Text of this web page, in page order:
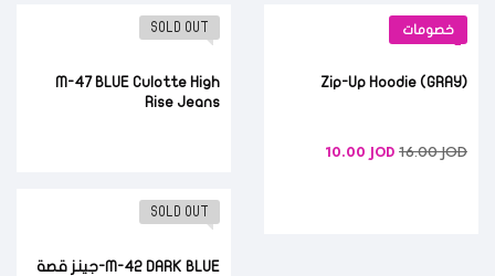
خصومات
(GRAY) Zip-Up Hoodie
16.00JOD
10.00 JOD
SOLD OUT
M-47 BLUE Culotte High
Rise Jeans
SOLD OUT
M-42 DARK BLUE-جينز قصة